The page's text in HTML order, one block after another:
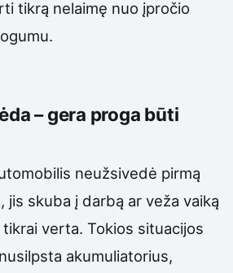
tikrą nelaimę nuo įpročio
– gera proga būti
neužsivedė pirmą
jis skuba į darbą ar veža vaiką
verta. Tokios situacijos
akumuliatorius,